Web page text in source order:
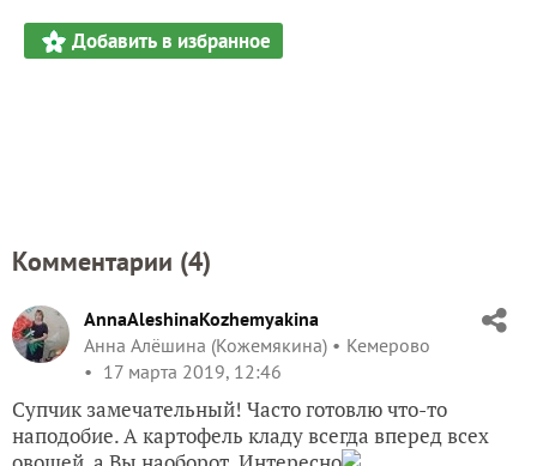
Добавить в избранное
Комментарии (4)
AnnaAleshinaKozhemyakina
Анна Алёшина (Кожемякина)
Кемерово
17 марта 2019, 12:46
Супчик замечательный! Часто готовлю что-то
наподобие. А картофель кладу всегда вперед всех